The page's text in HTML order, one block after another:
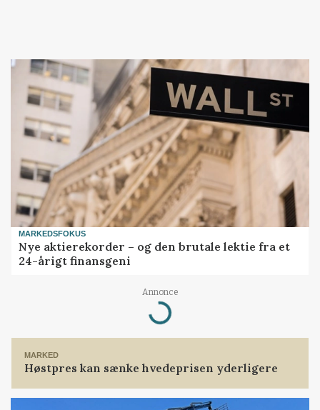
MARKEDSFOKUS
Nye aktierekorder – og den brutale lektie fra et
24-årigt finansgeni
Annonce
Loading...
MARKED
Høstpres kan sænke hvedeprisen yderligere